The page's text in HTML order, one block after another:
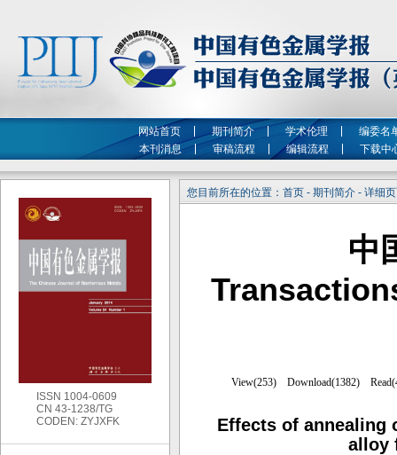
网站首页 期刊简介 学术伦理
编委名
本刊消息
审稿流程 编辑流程 下载中
您目前所在的位置：首页 - 期刊简介 - 详细
中
Effects of annealing
alloy
ISSN 1004-0609
CN 43-1238/TG
CODEN: ZYJXFK